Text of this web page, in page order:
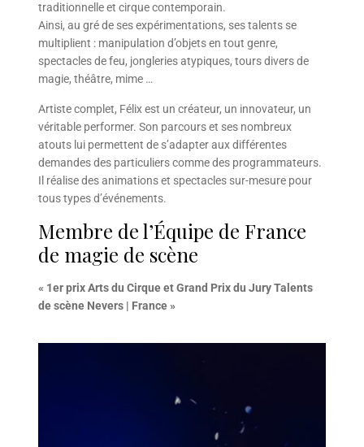
traditionnelle et cirque contemporain.
Ainsi, au gré de ses expérimentations, ses talents se
multiplient : manipulation d’objets en tout genre,
spectacles de feu, jongleries atypiques, tours divers de
magie, théâtre, mime …
Artiste complet, Félix est un créateur, un innovateur, un
véritable performer. Son parcours et ses nombreux
atouts lui permettent de s’adapter aux différentes
demandes des particuliers comme des programmateurs.
Il réalise des animations et spectacles sur-mesure pour
tous types d’événements.
Membre de l’Équipe de France
de magie de scène
« 1er prix Arts du Cirque et Grand Prix du Jury Talents
de scène Nevers | France »